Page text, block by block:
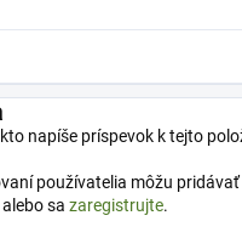
napíše príspevok k tejto
používatelia môžu
alebo sa zaregistrujte.